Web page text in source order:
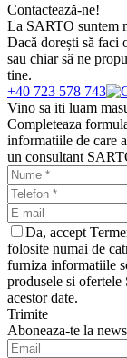
Contactează-ne!
La SARTO suntem
Dacă dorești să faci
sau chiar să ne
tine.
+40 723 578 743
Vino sa iti luam
Completeaza
informatiile de care
un consultant
Da, accept
folosite numai de
furniza informatiile
produsele si
acestor date.
Trimite
Aboneaza-te la